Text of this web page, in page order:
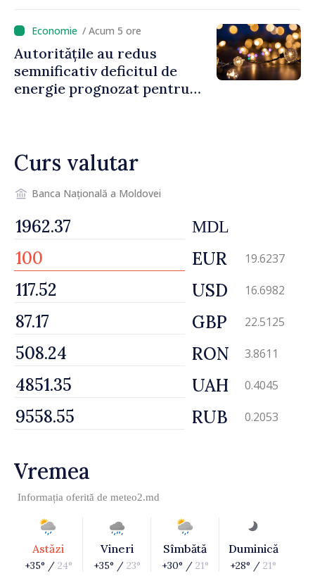
venit
/ Acum 5 ore
Autoritățile au redus
semnificativ deficitul de
energie prognozat pentru
Curs valutar
Banca Națională a Moldovei
MDL
EUR 19.6237
USD 16.6982
GBP 22.5125
RON 3.8611
UAH 0.4045
RUB 0.2053
Vremea
Informația oferită de meteo2.md
Astăzi
+35° / 24°
Vineri
+35° / 23°
Sîmbătă
+30° / 21°
Duminică
+28° / 21°